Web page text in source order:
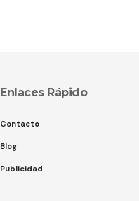
Enlaces Rápido
Contacto
Blog
Publicidad